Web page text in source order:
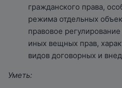
гражданского права,
режима отдельных
правовое
иных вещных прав,
видов договорных и
Уметь: